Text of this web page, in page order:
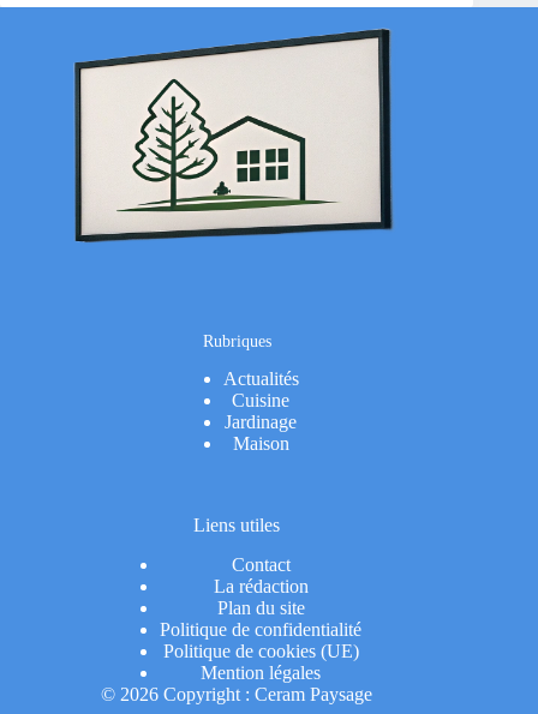
Rubriques
Actualités
Cuisine
Jardinage
Maison
Liens utiles
Contact
La rédaction
Plan du site
Politique de confidentialité
Politique de cookies (UE)
Mention légales
© 2026 Copyright : Ceram Paysage